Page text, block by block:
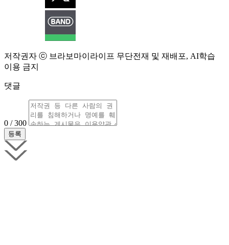
저작권자 ⓒ 브라보마이라이프 무단전재 및 재배포, AI학습
이용 금지
댓글
0 / 300